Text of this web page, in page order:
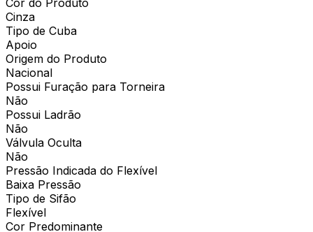
Cinza
Tipo de Cuba
Apoio
Origem do Produto
Nacional
Possui Furação para Torneira
Não
Possui Ladrão
Não
Válvula Oculta
Não
Pressão Indicada do Flexível
Baixa Pressão
Tipo de Sifão
Flexível
Cor Predominante